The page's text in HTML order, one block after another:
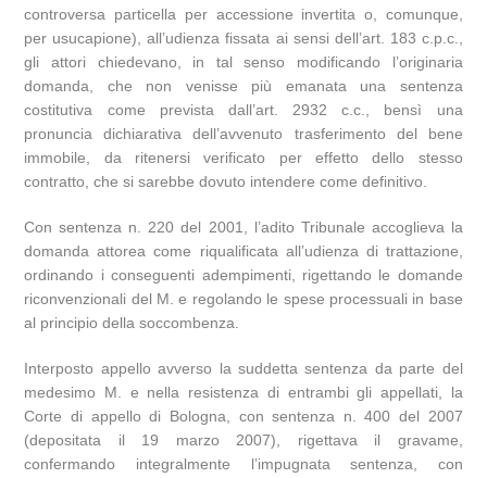
controversa particella per accessione invertita o, comunque,
per usucapione), all’udienza fissata ai sensi dell’art. 183 c.p.c.,
gli attori chiedevano, in tal senso modificando l’originaria
domanda, che non venisse più emanata una sentenza
costitutiva come prevista dall’art. 2932 c.c., bensì una
pronuncia dichiarativa dell’avvenuto trasferimento del bene
immobile, da ritenersi verificato per effetto dello stesso
contratto, che si sarebbe dovuto intendere come definitivo.
Con sentenza n. 220 del 2001, l’adito Tribunale accoglieva la
domanda attorea come riqualificata all’udienza di trattazione,
ordinando i conseguenti adempimenti, rigettando le domande
riconvenzionali del M. e regolando le spese processuali in base
al principio della soccombenza.
Interposto appello avverso la suddetta sentenza da parte del
medesimo M. e nella resistenza di entrambi gli appellati, la
Corte di appello di Bologna, con sentenza n. 400 del 2007
(depositata il 19 marzo 2007), rigettava il gravame,
confermando integralmente l’impugnata sentenza, con